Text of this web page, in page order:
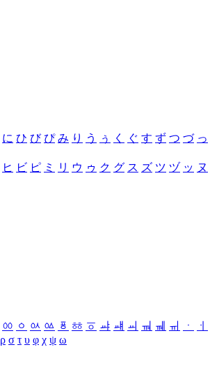
に ひ び ぴ み り う ぅ く ぐ す ず つ づ っ
ヒ ビ ピ ミ リ ウ ゥ ク グ ス ズ ツ ヅ ッ ヌ
ㆀ ㆁ ㆂ ㆃ ㆄ ㆅ ㆆ ㆇ ㆈ ㆉ ㆊ ㆋ ㆌ ㆍ
ㆎ
ρ σ τ υ φ χ ψ ω